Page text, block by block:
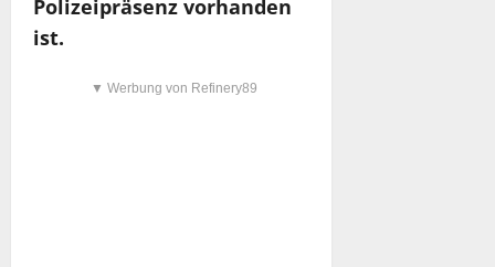
Polizeipräsenz vorhanden
ist.
▼ Werbung von Refinery89